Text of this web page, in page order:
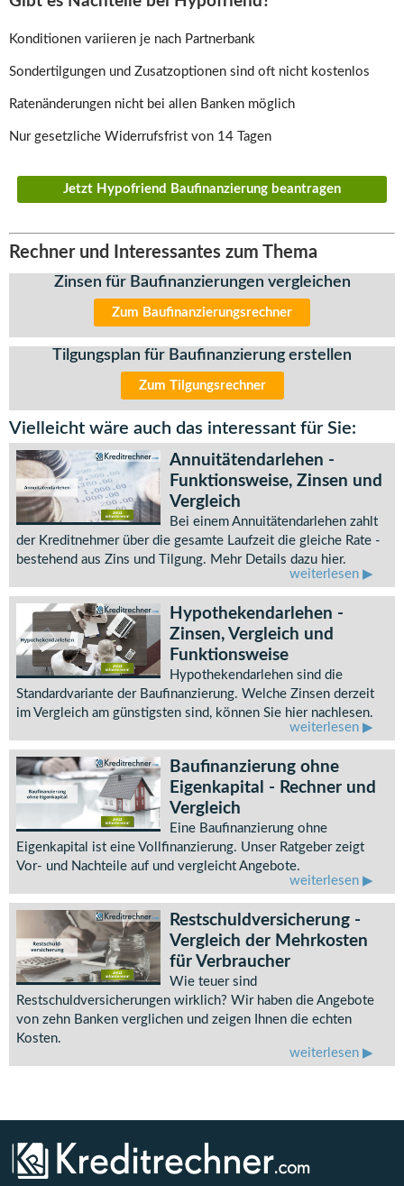
Konditionen variieren je nach Partnerbank
Sondertilgungen und Zusatzoptionen sind oft nicht kostenlos
Ratenänderungen nicht bei allen Banken möglich
Nur gesetzliche Widerrufsfrist von 14 Tagen
Jetzt Hypofriend Baufinanzierung beantragen
Rechner und Interessantes zum Thema
Zinsen für Baufinanzierungen vergleichen
Zum Baufinanzierungsrechner
Tilgungsplan für Baufinanzierung erstellen
Zum Tilgungsrechner
Vielleicht wäre auch das interessant für Sie:
Annuitätendarlehen -
Funktionsweise, Zinsen und
Vergleich
Bei einem Annuitätendarlehen zahlt
der Kreditnehmer über die gesamte Laufzeit die gleiche Rate -
bestehend aus Zins und Tilgung. Mehr Details dazu hier.
weiterlesen
Hypothekendarlehen -
Zinsen, Vergleich und
Funktionsweise
Hypothekendarlehen sind die
Standardvariante der Baufinanzierung. Welche Zinsen derzeit
im Vergleich am günstigsten sind, können Sie hier nachlesen.
weiterlesen
Baufinanzierung ohne
Eigenkapital - Rechner und
Vergleich
Eine Baufinanzierung ohne
Eigenkapital ist eine Vollfinanzierung. Unser Ratgeber zeigt
Vor- und Nachteile auf und vergleicht Angebote.
weiterlesen
Restschuldversicherung -
Vergleich der Mehrkosten
für Verbraucher
Wie teuer sind
Restschuldversicherungen wirklich? Wir haben die Angebote
von zehn Banken verglichen und zeigen Ihnen die echten
Kosten.
weiterlesen